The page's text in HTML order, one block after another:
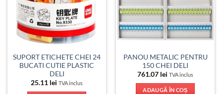
SUPORT ETICHETE CHEI 24
BUCATI CUTIE PLASTIC
DELI
25.11 lei TVA inclus
PANOU METALIC PENTRU
150 CHEI DELI
761.07 lei TVA inclus
ADAUGĂ ÎN COȘ